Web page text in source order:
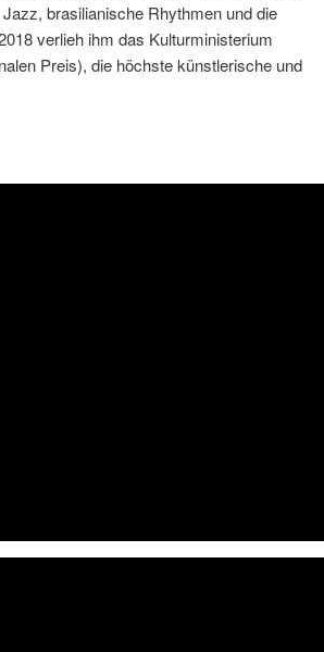
brasilianische Rhythmen und die
verlieh ihm das Kulturministerium
Preis), die höchste künstlerische und